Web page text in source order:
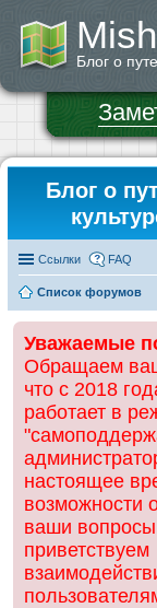
Блог о
Блог о
Ссылки FAQ
Список форумов
Уважаемые
Обращаем
что с 2018
работает в
настоящее
возможности
ваши
приветствуем